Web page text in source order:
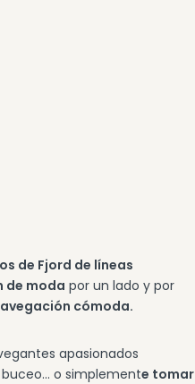
de Fjord de líneas
de moda por un lado y por
cómoda.
apasionados
o simplemente tomar